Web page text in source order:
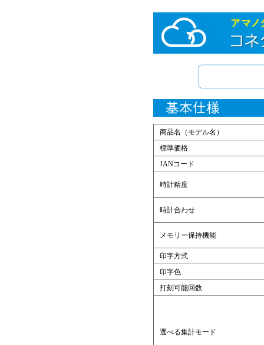
商品名（モデル名）
標準価格
JANコード
時計精度
時計合わせ
メモリー保持機能
印字方式
印字色
打刻可能回数
選べる集計モード